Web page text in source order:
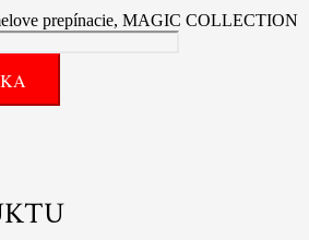
prepínacie, MAGIC COLLECTION